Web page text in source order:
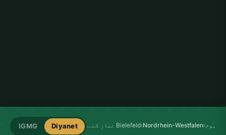
ہوم›
Nordrhein-Westfalen
› Bielefeld نماز کے اوقات Diyanet
IGMG